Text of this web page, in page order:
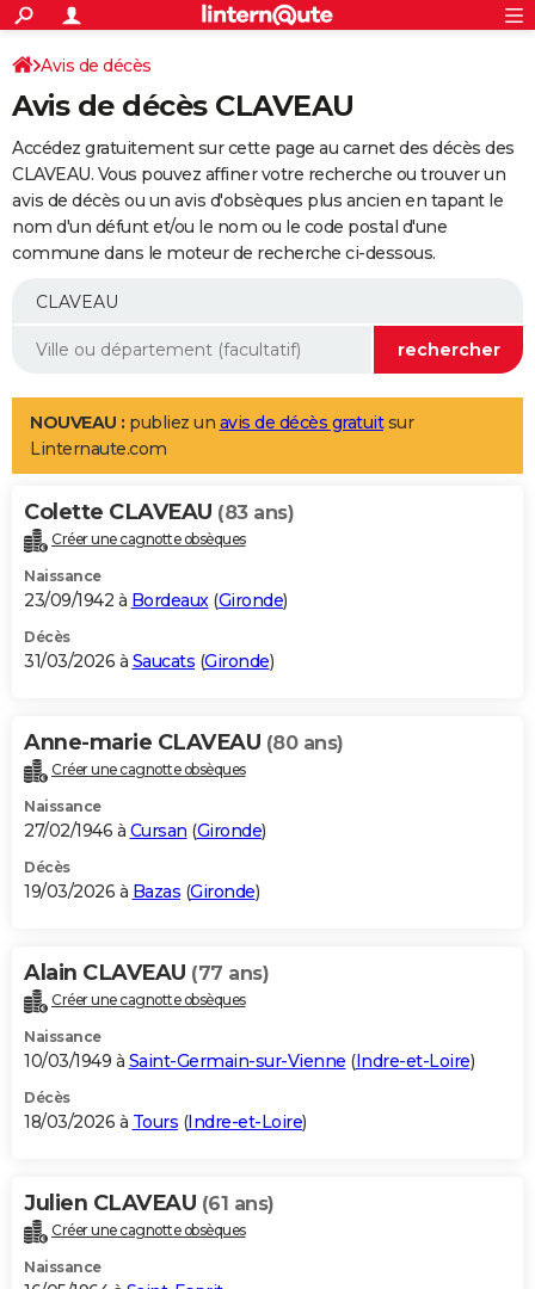
ACTUALITÉS
Politique
Société
Faits Divers
Education
Monde
Villes
+
SPORT
Coupe du monde 2026
Football
Tennis
Cyclisme
Rugby
Forum
Programme TV
TNT
Streaming
Cinéma
Sorties cinéma
Musique
+
FINANCE
Retraite
Epargne
Immobilier
Risques naturels par ville
Banque
Assurance
AUTO
Essais
Réserver un essai
Citadines
Berlines
SUV
Forum auto
+
Mobiles
Meilleur smartphone
Internet
Ordinateurs
Jeux vidéo
Guide high-tech
Aménagement intérieur
LIFESTYLE
Art de vivre
Bien-être
Loisirs
Mode
Modes de vie
Alimentation
Guide de la santé
Maladies
Médicaments
Sommeil
VOYAGE
Destinations
City break
Voyage nature
Voyage de noces
Forum
Climat
+PHOTO
GUIDES D'ACHAT
BONS PLANS
Carte de Noël
Carte Bonne année
Carte Saint-Valentin
Carte Pâques
Carte d'anniversaire
DICTIONNAIRE
Dictionnaire
Biographies
Citations
Expressions
Proverbes
PROGRAMME TV
S'inscrire
Se connecter
Lycées
Collèges
Primaires
Universités
Entreprises
Service militaire
Avis de recherche
AVIS DE DÉCÈS
Bricolage
Lifestyle
Culture
Sport
Auto
Television
Voyage
Cinema
Avis de décès
Avis de décès CLAVEAU
Accédez gratuitement sur cette page au carnet des décès des
CLAVEAU. Vous pouvez affiner votre recherche ou trouver un
avis de décès ou un avis d'obsèques plus ancien en tapant le
nom d'un défunt et/ou le nom ou le code postal d'une
commune dans le moteur de recherche ci-dessous.
NOUVEAU : publiez un avis de décès gratuitsur
Linternaute.com
Colette CLAVEAU (83 ans)
Créer une cagnotte obsèques
Naissance
23/09/1942 à Bordeaux(Gironde)
Décès
31/03/2026 à Saucats (Gironde)
Anne-marie CLAVEAU (80 ans)
Créer une cagnotte obsèques
Naissance
27/02/1946 à Cursan (Gironde)
Décès
19/03/2026 à Bazas (Gironde)
Alain CLAVEAU (77 ans)
Créer une cagnotte obsèques
Naissance
10/03/1949 à Saint-Germain-sur-Vienne (Indre-et-Loire)
Décès
18/03/2026 à Tours (Indre-et-Loire)
Julien CLAVEAU (61 ans)
Créer une cagnotte obsèques
Naissance